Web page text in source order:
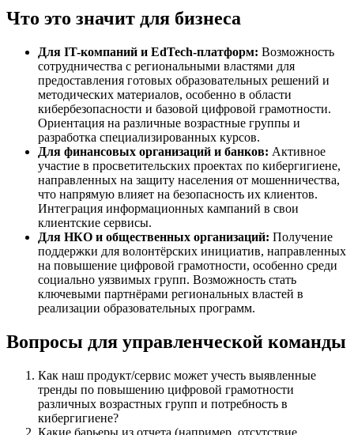
Что это значит для бизнеса
Для IT-компаний и EdTech-платформ: Возможность
сотрудничества с региональными властями для
предоставления готовых образовательных решений и
методических материалов, особенно в области
кибербезопасности и базовой цифровой грамотности.
Ориентация на различные возрастные группы и
разработка специализированных курсов.
Для финансовых организаций и банков: Активное
участие в просветительских проектах по кибергигиене,
направленных на защиту населения от мошенничества,
что напрямую влияет на безопасность их клиентов.
Интеграция информационных кампаний в свои
клиентские сервисы.
Для НКО и общественных организаций: Получение
поддержки для волонтёрских инициатив, направленных
на повышение цифровой грамотности, особенно среди
социально уязвимых групп. Возможность стать
ключевыми партнёрами региональных властей в
реализации образовательных программ.
Вопросы для управленческой команды
Как наш продукт/сервис может учесть выявленные
тренды по повышению цифровой грамотности
различных возрастных групп и потребность в
кибергигиене?
Какие барьеры из отчета (например, отсутствие